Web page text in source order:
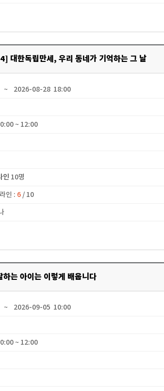
대한독립만세, 우리 동네가 기억하는 그 날
~ 2026-08-28 18:00
~ 12:00
인 10명
인 : 6 / 10
는 아이는 이렇게 배웁니다
~ 2026-09-05 10:00
~ 12:00